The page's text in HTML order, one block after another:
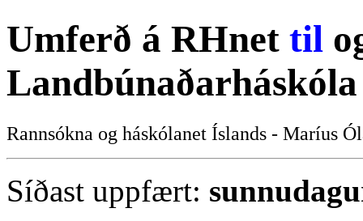
Umferð á RHnet til
Rannsókna og háskólanet Íslands - Maríus
Síðast uppfært: